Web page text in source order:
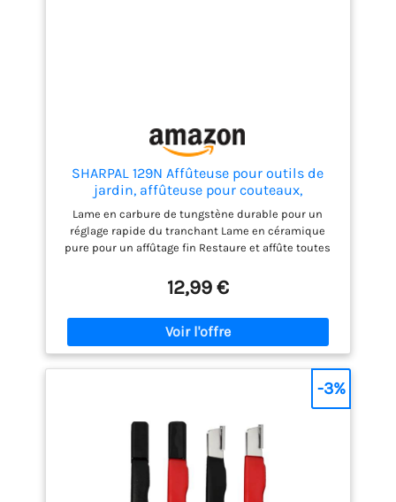
SHARPAL 129N Affûteuse pour outils de
jardin, affûteuse pour couteaux,
sécateurs, haches, machettes, lames de
tondeuses à gazon (réglage rapide du
tranchant/élimination des bavures)
Lame en carbure de tungstène durable pour un
réglage rapide du tranchant Lame en céramique
pure pour un affûtage fin Restaure et affûte toutes
cisailles de jardin, tranchants d'outils de jardin,
etc. Conception compacte et portable avec clip pour
stylo 3 ANS de garantie et un service après-vente de
qualité supérieure : Le siège de Sharpal se trouve
en Californie, aux États-Unis, et ses succursales en
Allemagne et en Australie ont pour but de fournir
aux consommateurs un moyen facile et rentable
d'obtenir un bord tranchant. Fabriqué et testé sur le
12,99 €
-3%